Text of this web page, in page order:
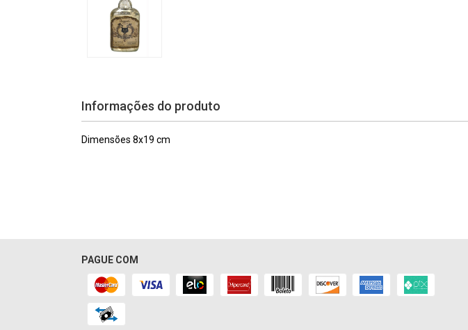
Informações do produto
Dimensões 8x19 cm
PAGUE COM